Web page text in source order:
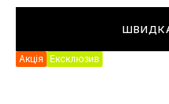
Акція Ексклюзив